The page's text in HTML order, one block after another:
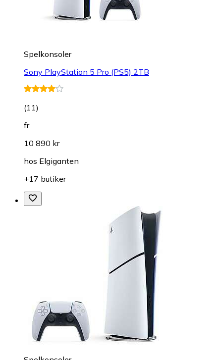
Spelkonsoler
Sony PlayStation 5 Pro (PS5) 2TB
(11)
fr.
10 890 kr
hos Elgiganten
+17 butiker